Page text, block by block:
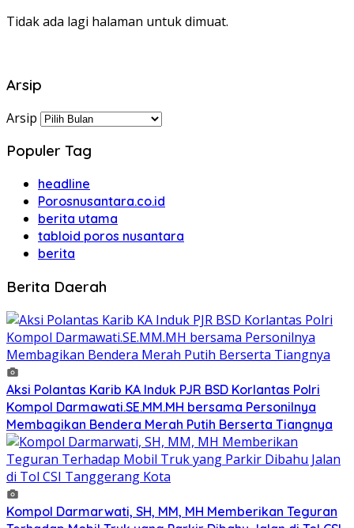
Tidak ada lagi halaman untuk dimuat.
Arsip
Arsip
Populer Tag
headline
Porosnusantara.co.id
berita utama
tabloid poros nusantara
berita
Berita Daerah
Aksi Polantas Karib KA Induk PJR BSD Korlantas Polri
Kompol Darmawati.SE.MM.MH bersama Personilnya
Membagikan Bendera Merah Putih Berserta Tiangnya
Kompol Darmarwati, SH, MM, MH Memberikan Teguran